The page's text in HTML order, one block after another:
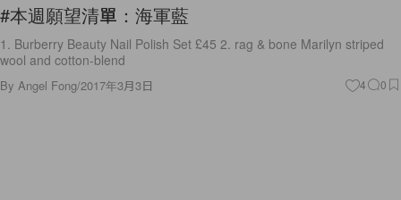
#本週願望清單：海軍藍
1. Burberry Beauty Nail Polish Set £45 2. rag & bone Marilyn striped
wool and cotton-blend
By Angel Fong/2017年3月3日 4 0